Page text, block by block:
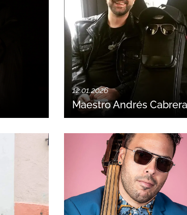
12.01.2026
Maestro Andrés Cabrera